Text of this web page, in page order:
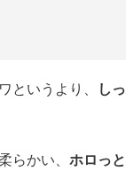
いうより、
しっ
かい、 ホロっと